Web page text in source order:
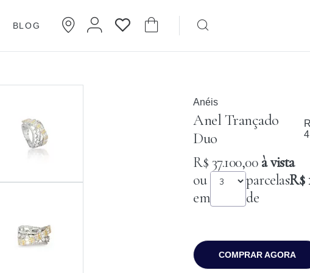
BLOG
Anéis
Anel Trançado
Duo
R$ 37.100,00à vista
ou
em
parcelas
de
R$
COMPRAR AGORA